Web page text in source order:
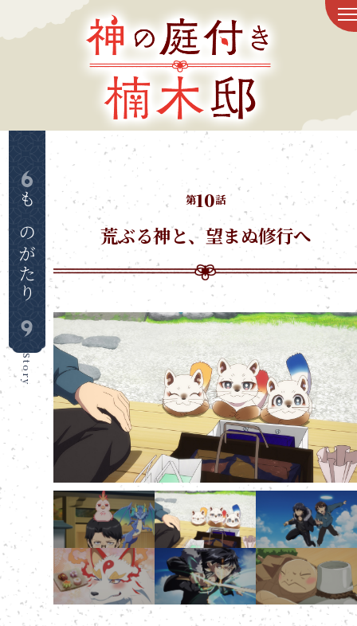
トップ
新着情報
放送情報
スタッフ&キャスト
ものがたり
登場人物
映像情報
映像商品情報
音楽情報
スペシャル
書籍情報
ものがたり
Story
第10話
荒ぶる神と、望まぬ修行へ